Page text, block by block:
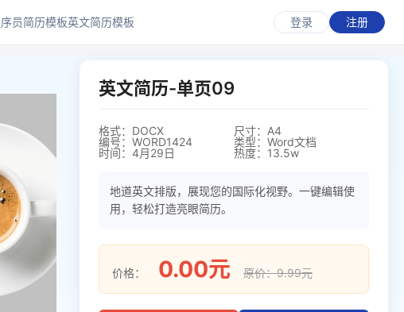
员简历模板英文简历模板 登录 注册
英文简历-单页09
格式：DOCX
尺寸：A4
编号：WORD1424
类型：Word文档
时间：4月29日
热度：13.5w
地道英文排版，展现您的国际化视野。一键编辑使
用，轻松打造亮眼简历。
价格： 0.00元 原价：9.99元